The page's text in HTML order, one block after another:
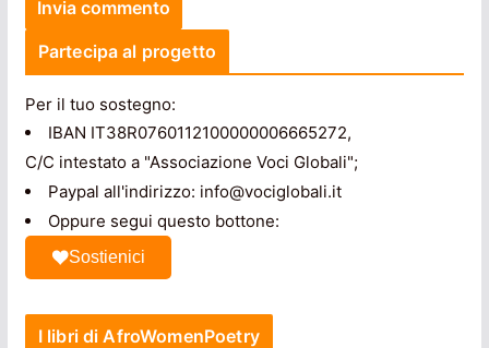
Partecipa al progetto
Per il tuo sostegno:
IBAN IT38R0760112100000006665272,
C/C intestato a "Associazione Voci Globali";
Paypal all'indirizzo: info@vociglobali.it
Oppure segui questo bottone:
Sostienici
I libri di AfroWomenPoetry